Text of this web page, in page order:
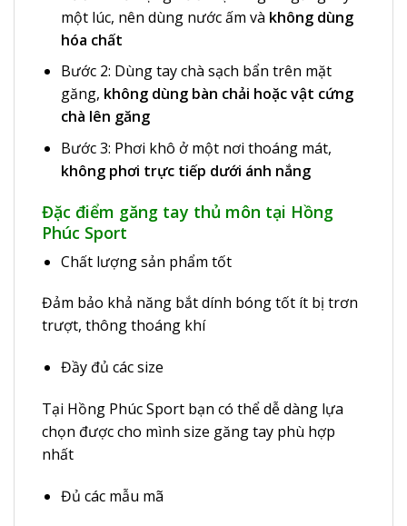
một lúc, nên dùng nước ấm và không dùng
hóa chất
Bước 2: Dùng tay chà sạch bẩn trên mặt
găng, không dùng bàn chải hoặc vật cứng
chà lên găng
Bước 3: Phơi khô ở một nơi thoáng mát,
không phơi trực tiếp dưới ánh nắng
Đặc điểm găng tay thủ môn tại Hồng
Phúc Sport
Chất lượng sản phẩm tốt
Đảm bảo khả năng bắt dính bóng tốt ít bị trơn
trượt, thông thoáng khí
Đầy đủ các size
Tại Hồng Phúc Sport bạn có thể dễ dàng lựa
chọn được cho mình size găng tay phù hợp
nhất
Đủ các mẫu mã